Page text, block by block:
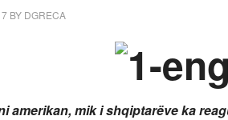
BY DGRECA
amerikan, mik i shqiptarëve ka